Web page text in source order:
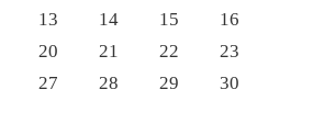
13 14 15
16
20 21 22
23
27 28 29
30